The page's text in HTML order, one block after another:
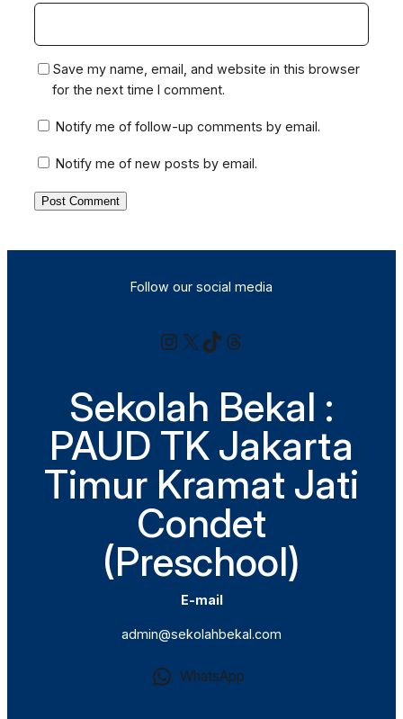
Save my name, email, and website in this browser
for the next time I comment.
Notify me of follow-up comments by email.
Notify me of new posts by email.
Follow our social media
Instagram X TikTok Threads
Sekolah Bekal :
PAUD TK Jakarta
Timur Kramat Jati
Condet
(Preschool)
E-mail
admin@sekolahbekal.com
WhatsApp